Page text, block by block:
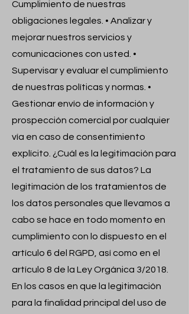
Cumplimiento de nuestras
obligaciones legales. • Analizar y
mejorar nuestros servicios y
comunicaciones con usted. •
Supervisar y evaluar el cumplimiento
de nuestras políticas y normas. •
Gestionar envío de información y
prospección comercial por cualquier
vía en caso de consentimiento
explícito. ¿Cuál es la legitimación para
el tratamiento de sus datos? La
legitimación de los tratamientos de
los datos personales que llevamos a
cabo se hace en todo momento en
cumplimiento con lo dispuesto en el
artículo 6 del RGPD, así como en el
artículo 8 de la Ley Orgánica 3/2018.
En los casos en que la legitimación
para la finalidad principal del uso de